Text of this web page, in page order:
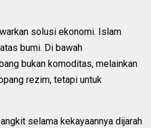
solusi ekonomi. Islam
bumi. Di bawah
bukan komoditas, melainkan
rezim, tetapi untuk
selama kekayaannya dijarah